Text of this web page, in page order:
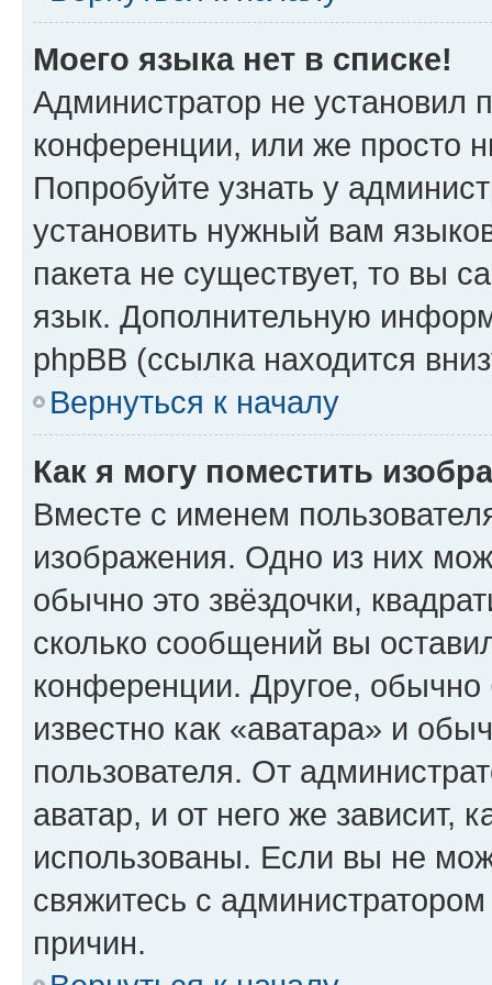
Моего языка нет в списке!
Администратор не установил
конференции, или же просто
Попробуйте узнать у
установить нужный вам
пакета не существует, то вы
язык. Дополнительную
phpBB (ссылка находится
Вернуться к началу
Как я могу поместить
Вместе с именем
изображения. Одно из них
обычно это звёздочки,
сколько сообщений вы
конференции. Другое,
известно как «аватара» и
пользователя. От
аватар, и от него же зависит,
использованы. Если вы не
свяжитесь с
причин.